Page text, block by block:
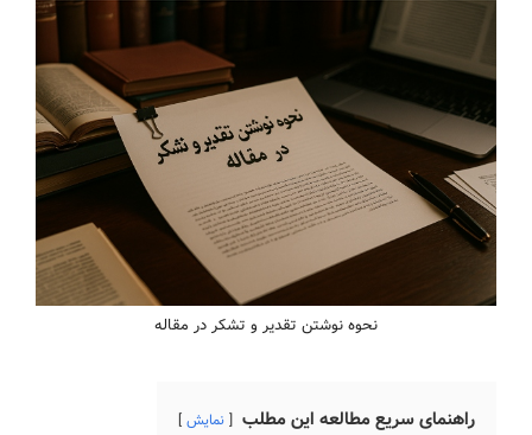
نحوه نوشتن تقدیر و تشکر در مقاله
راهنمای سریع مطالعه این مطلب نمایش